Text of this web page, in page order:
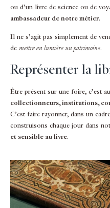
ou d’un livre de science ou de
ambassadeur de notre métier.
Il ne s’agit pas simplement de
de mettre en lumière un patrimoine.
Représenter la
Être présent sur une foire, c’est
collectionneurs, institutions,
C’est faire rayonner, dans un
construisons chaque jour dans
et sensible au livre.